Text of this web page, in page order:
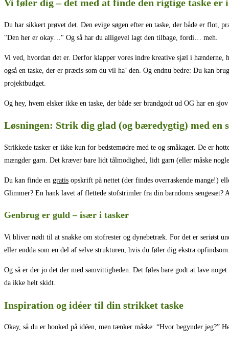
Vi føler dig – det med at finde den rigtige taske er
Du har sikkert prøvet det. Den evige søgen efter en taske, der både er flot,
"Den her er okay…" Og så har du alligevel lagt den tilbage, fordi… meh.
Vi ved, hvordan det er. Derfor klapper vores indre kreative sjæl i hænderne,
også en taske, der er præcis som du vil ha’ den. Og endnu bedre: Du kan
projektbudget.
Og hey, hvem elsker ikke en taske, der både ser brandgodt ud OG har en
Løsningen: Strik dig glad (og bæredygtig) med en
Strikkede tasker er ikke kun for bedstemødre med te og småkager. De er
mængder garn. Det kræver bare lidt tålmodighed, lidt garn (eller måske
Du kan finde en gratis opskrift på nettet (der findes overraskende mange!)
Glimmer? En hank lavet af flettede stofstrimler fra din barndoms sengesæt?
Genbrug er guld – især i tasker
Vi bliver nødt til at snakke om stofrester og dynebetræk. For det er seriøst
eller endda som en del af selve strukturen, hvis du føler dig ekstra
Og så er der jo det der med samvittigheden. Det føles bare godt at lave
da ikke helt skidt.
Inspiration og idéer til din strikket taske
Okay, så du er hooked på idéen, men tænker måske: “Hvor begynder jeg?”